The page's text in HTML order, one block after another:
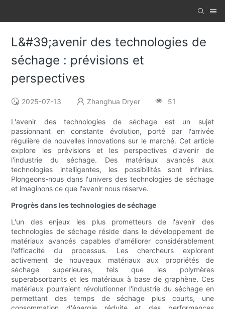
L&#39;avenir des technologies de
séchage : prévisions et
perspectives
2025-07-13 Zhanghua Dryer 51
L'avenir des technologies de séchage est un sujet
passionnant en constante évolution, porté par l'arrivée
régulière de nouvelles innovations sur le marché. Cet article
explore les prévisions et les perspectives d'avenir de
l'industrie du séchage. Des matériaux avancés aux
technologies intelligentes, les possibilités sont infinies.
Plongeons-nous dans l'univers des technologies de séchage
et imaginons ce que l'avenir nous réserve.
Progrès dans les technologies de séchage
L'un des enjeux les plus prometteurs de l'avenir des
technologies de séchage réside dans le développement de
matériaux avancés capables d'améliorer considérablement
l'efficacité du processus. Les chercheurs explorent
activement de nouveaux matériaux aux propriétés de
séchage supérieures, tels que les polymères
superabsorbants et les matériaux à base de graphène. Ces
matériaux pourraient révolutionner l'industrie du séchage en
permettant des temps de séchage plus courts, une